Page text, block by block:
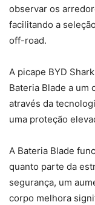
observar os
facilitando a
off-road.
A picape BYD
Bateria Blade a um
através da
uma proteção
A Bateria Blade
quanto parte da
segurança, um
corpo melhora